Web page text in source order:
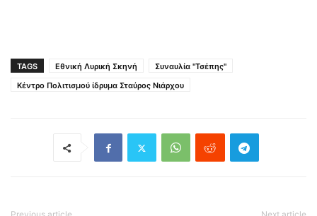
TAGS Εθνική Λυρική Σκηνή
Συναυλία "Τσέπης"
Κέντρο Πολιτισμού ίδρυμα Σταύρος Νιάρχου